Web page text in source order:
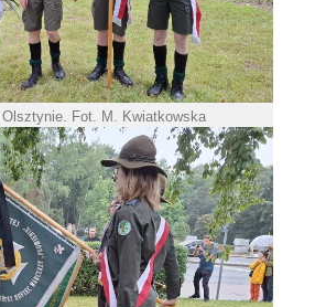
Fot. M. Kwiatkowska